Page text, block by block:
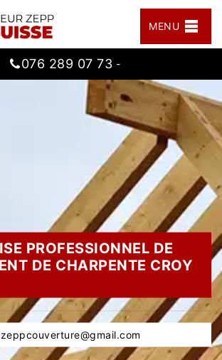
MENU
076 289 07 73 -
PROFESSIONNEL DE
DE CHARPENTE CROY
zeppcouverture@gmail.com